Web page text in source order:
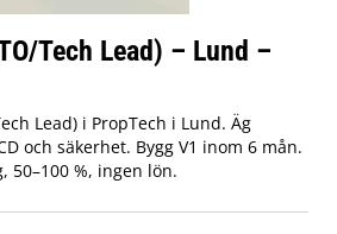
Tech Lead) – Lund –
Lead) i PropTech i Lund. Äg
och säkerhet. Bygg V1 inom 6 mån.
50–100 %, ingen lön.